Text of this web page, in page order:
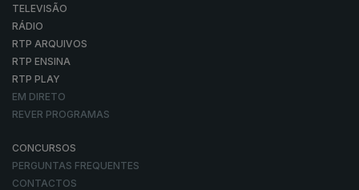
TELEVISÃO
RÁDIO
RTP ARQUIVOS
RTP ENSINA
RTP PLAY
EM DIRETO
REVER PROGRAMAS
CONCURSOS
PERGUNTAS FREQUENTES
CONTACTOS